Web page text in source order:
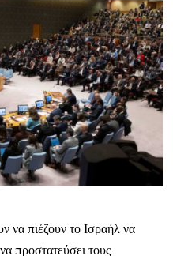
να πιέζουν το Ισραήλ να
προστατεύσει τους